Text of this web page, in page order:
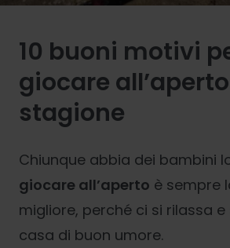
10 buoni motivi
giocare
stagione
Chiunque abbia dei bambini
giocare all’aperto è sempre
migliore, perché ci si rilassa
casa di buon umore.